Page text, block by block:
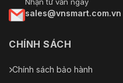
sales@vnsmart.com.vn
CHÍNH SÁCH
Chính sách bảo hành